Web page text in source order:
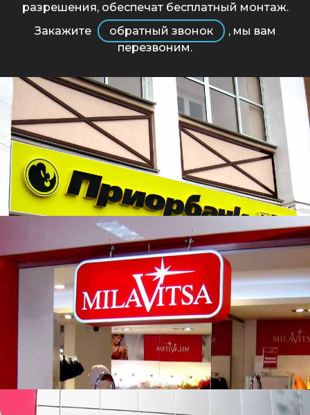
разрешения, обеспечат бесплатный монтаж.
Закажите
обратный звонок
, мы вам
перезвоним.
Приорбанк
Милавица